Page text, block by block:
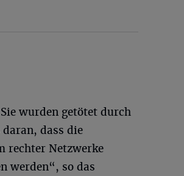
wurden getötet durch
dass die
rechter Netzwerke
werden“, so das